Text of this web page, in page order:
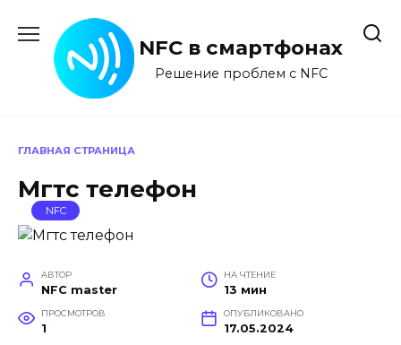
содержанию
NFC в смартфонах
Решение проблем с NFC
ГЛАВНАЯ СТРАНИЦА
Мгтс телефон
NFC
АВТОР
NFC master
НА ЧТЕНИЕ
13 мин
ПРОСМОТРОВ
1
ОПУБЛИКОВАНО
17.05.2024